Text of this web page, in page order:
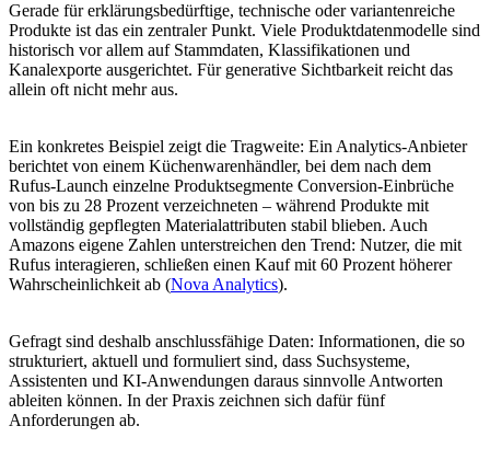
Gerade für erklärungsbedürftige, technische oder variantenreiche
Produkte ist das ein zentraler Punkt. Viele Produktdatenmodelle sind
historisch vor allem auf Stammdaten, Klassifikationen und
Kanalexporte ausgerichtet. Für generative Sichtbarkeit reicht das
allein oft nicht mehr aus.
Ein konkretes Beispiel zeigt die Tragweite: Ein Analytics-Anbieter
berichtet von einem Küchenwarenhändler, bei dem nach dem
Rufus-Launch einzelne Produktsegmente Conversion-Einbrüche
von bis zu 28 Prozent verzeichneten – während Produkte mit
vollständig gepflegten Materialattributen stabil blieben. Auch
Amazons eigene Zahlen unterstreichen den Trend: Nutzer, die mit
Rufus interagieren, schließen einen Kauf mit 60 Prozent höherer
Wahrscheinlichkeit ab (Nova Analytics).
Gefragt sind deshalb anschlussfähige Daten: Informationen, die so
strukturiert, aktuell und formuliert sind, dass Suchsysteme,
Assistenten und KI-Anwendungen daraus sinnvolle Antworten
ableiten können. In der Praxis zeichnen sich dafür fünf
Anforderungen ab.